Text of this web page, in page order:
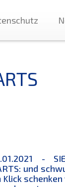
-
und
schenken